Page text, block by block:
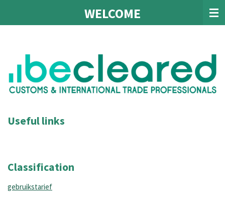
hoofdinhoud
WELCOME
Useful links
Classification
gebruikstarief